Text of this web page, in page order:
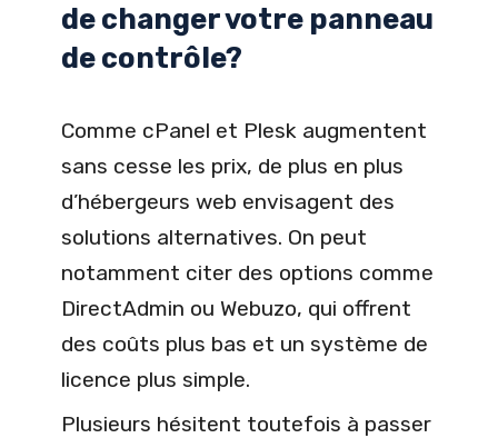
de changer votre panneau
de contrôle?
Comme cPanel et Plesk augmentent
sans cesse les prix, de plus en plus
d’hébergeurs web envisagent des
solutions alternatives. On peut
notamment citer des options comme
DirectAdmin ou Webuzo, qui offrent
des coûts plus bas et un système de
licence plus simple.
Plusieurs hésitent toutefois à passer